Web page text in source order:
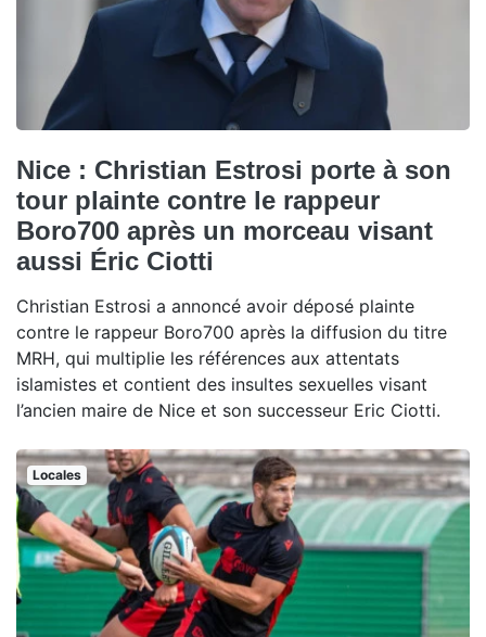
Nice : Christian Estrosi porte à son
tour plainte contre le rappeur
Boro700 après un morceau visant
aussi Éric Ciotti
Christian Estrosi a annoncé avoir déposé plainte
contre le rappeur Boro700 après la diffusion du titre
MRH, qui multiplie les références aux attentats
islamistes et contient des insultes sexuelles visant
l’ancien maire de Nice et son successeur Eric Ciotti.
Locales